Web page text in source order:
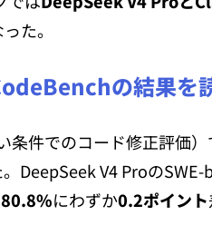
た。
の結果を
件でのコード修正評価）
DeepSeek V4 Proの
80.8%にわずか0.2ポイント